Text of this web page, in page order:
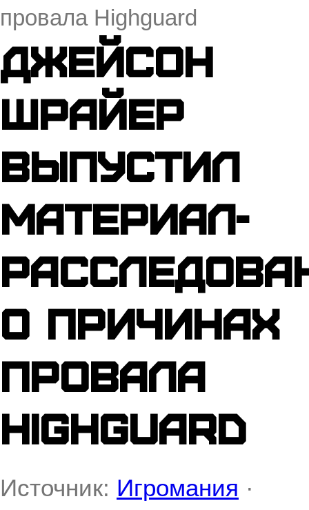
провала Highguard
Джейсон
Шрайер
выпустил
материал-
о причинах
провала
Highguard
Источник: Игромания ·